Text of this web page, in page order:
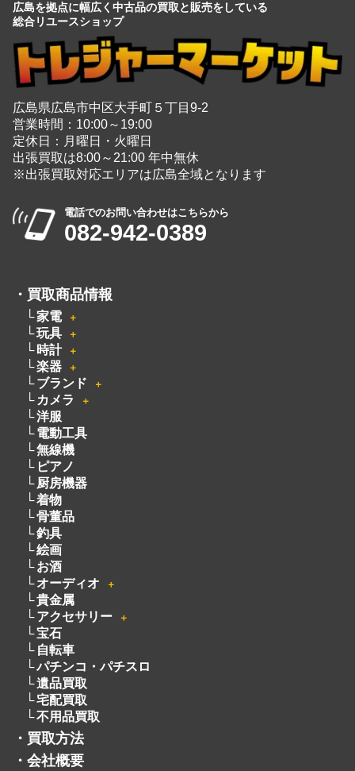
広島を拠点に幅広く中古品の買取と販売をしている
総合リユースショップ
広島県広島市中区大手町５丁目9-2
営業時間：10:00～19:00
定休日：月曜日・火曜日
出張買取は8:00～21:00 年中無休
※出張買取対応エリアは広島全域となります
電話でのお問い合わせはこちらから
082-942-0389
・ 買取商品情報
家電 ＋
玩具 ＋
時計 ＋
楽器 ＋
ブランド ＋
カメラ ＋
洋服
電動工具
無線機
ピアノ
厨房機器
着物
骨董品
釣具
絵画
お酒
オーディオ
＋
貴金属
アクセサリー
＋
宝石
自転車
パチンコ・パチスロ
遺品買取
宅配買取
不用品買取
・ 買取方法
・ 会社概要